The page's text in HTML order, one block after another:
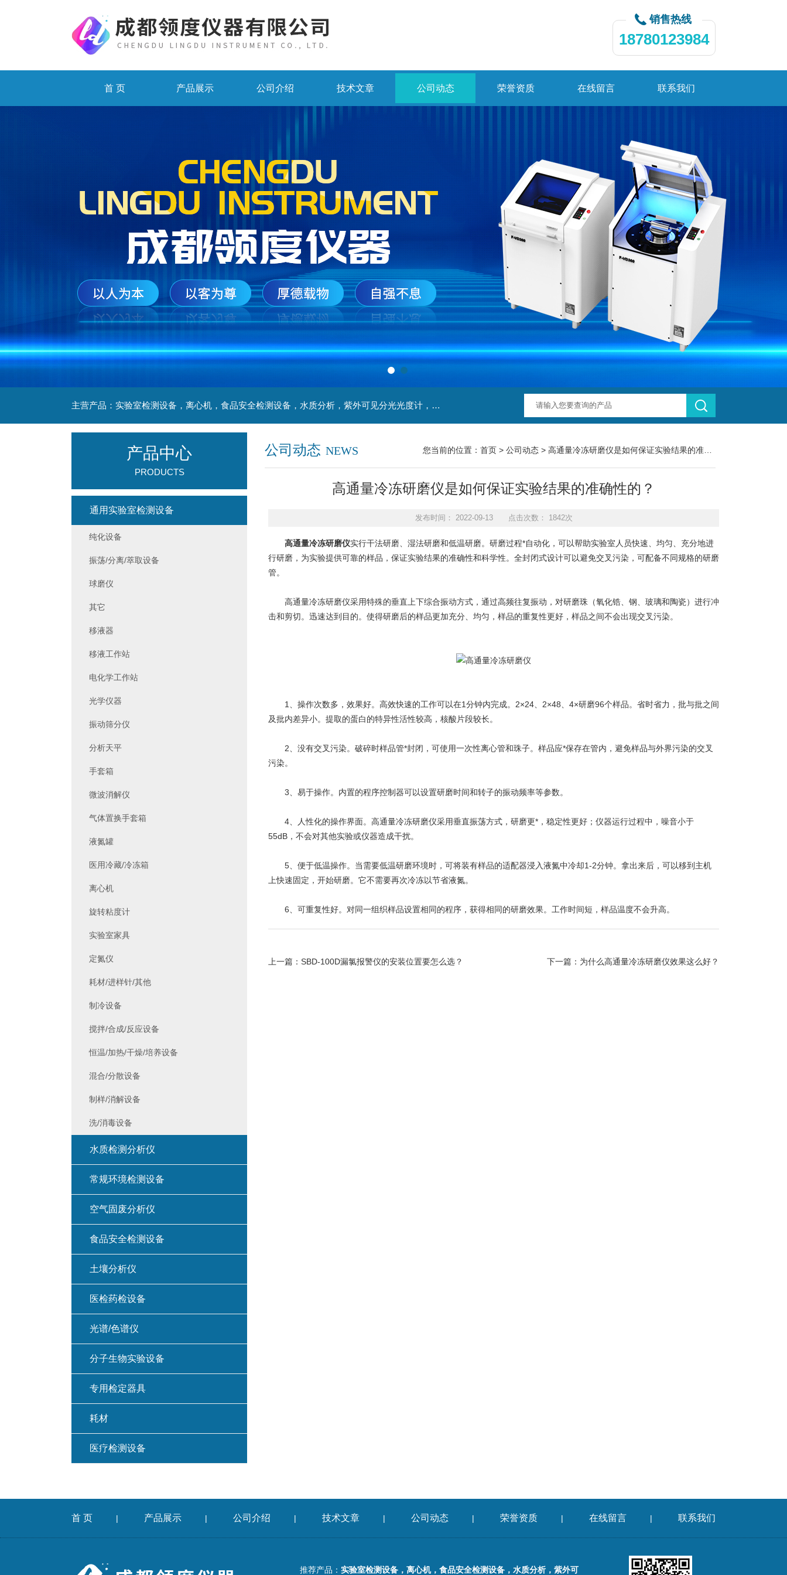
销售热线
18780123984
首 页 产品展示 公司介绍 技术文章 公司动态 荣誉资质 在线留言 联系我们
主营产品：实验室检测设备，离心机，食品安全检测设备，水质分析，紫外可见分光光度计，液氮罐，万分之一天平，离心机生物实验室工程，移液器
公司动态 NEWS 您当前的位置： 首页 > 公司动态 > 高通量冷冻研磨仪是如何保证实验结果的准确性的？
高通量冷冻研磨仪是如何保证实验结果的准确性的？
发布时间： 2022-09-13 点击次数： 1842次
高通量冷冻研磨仪实行干法研磨、湿法研磨和低温研磨。研磨过程*自动化，可以帮助实验室人员快速、均匀、充分地进
行研磨，为实验提供可靠的样品，保证实验结果的准确性和科学性。全封闭式设计可以避免交叉污染，可配备不同规格的研磨
管。
高通量冷冻研磨仪采用特殊的垂直上下综合振动方式，通过高频往复振动，对研磨珠（氧化锆、钢、玻璃和陶瓷）进行冲
击和剪切。迅速达到目的。使得研磨后的样品更加充分、均匀，样品的重复性更好，样品之间不会出现交叉污染。
1、操作次数多，效果好。高效快速的工作可以在1分钟内完成。2×24、2×48、4×研磨96个样品。省时省力，批与批之间
及批内差异小。提取的蛋白的特异性活性较高，核酸片段较长。
2、没有交叉污染。破碎时样品管*封闭，可使用一次性离心管和珠子。样品应*保存在管内，避免样品与外界污染的交叉
污染。
3、易于操作。内置的程序控制器可以设置研磨时间和转子的振动频率等参数。
4、人性化的操作界面。高通量冷冻研磨仪采用垂直振荡方式，研磨更*，稳定性更好；仪器运行过程中，噪音小于
55dB，不会对其他实验或仪器造成干扰。
5、便于低温操作。当需要低温研磨环境时，可将装有样品的适配器浸入液氮中冷却1-2分钟。拿出来后，可以移到主机
上快速固定，开始研磨。它不需要再次冷冻以节省液氮。
6、可重复性好。对同一组织样品设置相同的程序，获得相同的研磨效果。工作时间短，样品温度不会升高。
下一篇： 为什么高通量冷冻研磨仪效果这么好？
上一篇： SBD-100D漏氯报警仪的安装位置要怎么选？
产品中心
PRODUCTS
通用实验室检测设备
纯化设备
振荡/分离/萃取设备
球磨仪
其它
移液器
移液工作站
电化学工作站
光学仪器
振动筛分仪
分析天平
手套箱
微波消解仪
气体置换手套箱
液氮罐
医用冷藏/冷冻箱
离心机
旋转粘度计
实验室家具
定氮仪
耗材/进样针/其他
制冷设备
搅拌/合成/反应设备
恒温/加热/干燥/培养设备
混合/分散设备
制样/消解设备
洗/消毒设备
水质检测分析仪
常规环境检测设备
空气固废分析仪
食品安全检测设备
土壤分析仪
医检药检设备
光谱/色谱仪
分子生物实验设备
专用检定器具
耗材
医疗检测设备
首 页 | 产品展示 | 公司介绍 | 技术文章 | 公司动态 | 荣誉资质 | 在线留言 | 联系我们
推荐产品： 实验室检测设备，离心机，食品安全检测设备，水质分析，紫外可